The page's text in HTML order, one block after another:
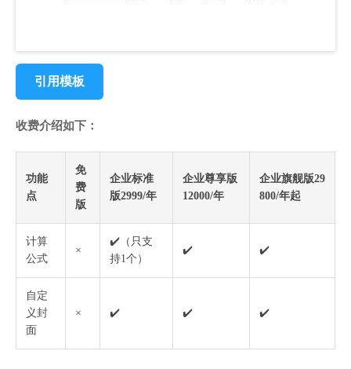
引用模板
收费介绍如下：
功能
点
免
费
版
企业标准
版2999/年
企业尊享版
12000/年
企业旗舰版29
800/年起
计算
公式
×
✔️（只支
持1个）
✔️ ✔️
自定
义封
面
× ✔️ ✔️ ✔️